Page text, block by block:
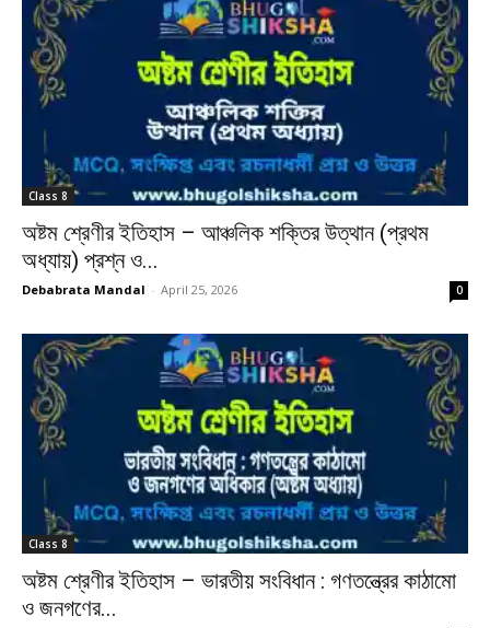
Class 8
অষ্টম শ্রেণীর ইতিহাস – আঞ্চলিক শক্তির উত্থান (প্রথম
অধ্যায়) প্রশ্ন ও...
Debabrata Mandal - April 25, 2026 0
Class 8
অষ্টম শ্রেণীর ইতিহাস – ভারতীয় সংবিধান : গণতন্ত্রের কাঠামো
ও জনগণের...